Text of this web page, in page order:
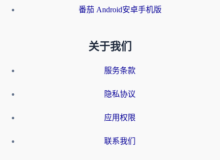
番茄 Android安卓手机版
关于我们
服务条款
隐私协议
应用权限
联系我们